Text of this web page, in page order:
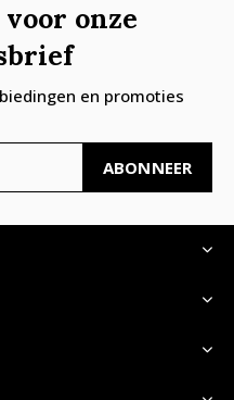
onze
en promoties
ABONNEER